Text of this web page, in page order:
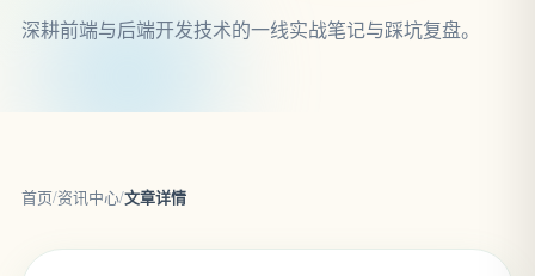
深耕前端与后端开发技术的一线实战笔记与踩坑复盘。
首页/资讯中心/文章详情